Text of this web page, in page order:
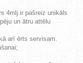
4mlj.ir pašreiz unikāls
un ātru attēlu
arī ērts servisam.